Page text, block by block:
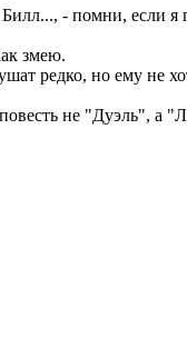
- помни, если я
змею.
редко, но ему не
не "Дуэль", а